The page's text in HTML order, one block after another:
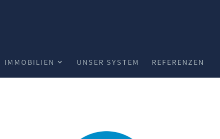
IMMOBILIEN UNSER SYSTEM REFERENZEN